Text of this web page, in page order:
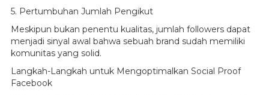
5. Pertumbuhan Jumlah Pengikut
Meskipun bukan penentu kualitas, jumlah followers dapat
menjadi sinyal awal bahwa sebuah brand sudah memiliki
komunitas yang solid.
Langkah-Langkah untuk Mengoptimalkan Social Proof
Facebook